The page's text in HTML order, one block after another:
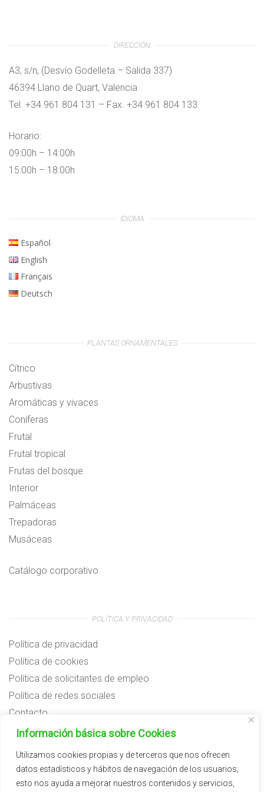
Información básica sobre Cookies
Utilizamos cookies propias y de terceros que nos ofrecen
datos estadísticos y hábitos de navegación de los usuarios;
esto nos ayuda a mejorar nuestros contenidos y servicios,
DIRECCIÓN
A3, s/n, (Desvío Godelleta – Salida 337)
46394 Llano de Quart, Valencia
Tel. +34 961 804 131 – Fax. +34 961 804 133
Horario:
09:00h – 14:00h
15:00h – 18:00h
IDIOMA
Español
English
Français
Deutsch
PLANTAS ORNAMENTALES
Cítrico
Arbustivas
Aromáticas y vivaces
Coníferas
Frutal
Frutal tropical
Frutas del bosque
Interior
Palmáceas
Trepadoras
Musáceas
Catálogo corporativo
POLÍTICA Y PRIVACIDAD
Política de privacidad
Política de cookies
Política de solicitantes de empleo
Política de redes sociales
Contacto
Preguntas frecuentes
Subvenciones